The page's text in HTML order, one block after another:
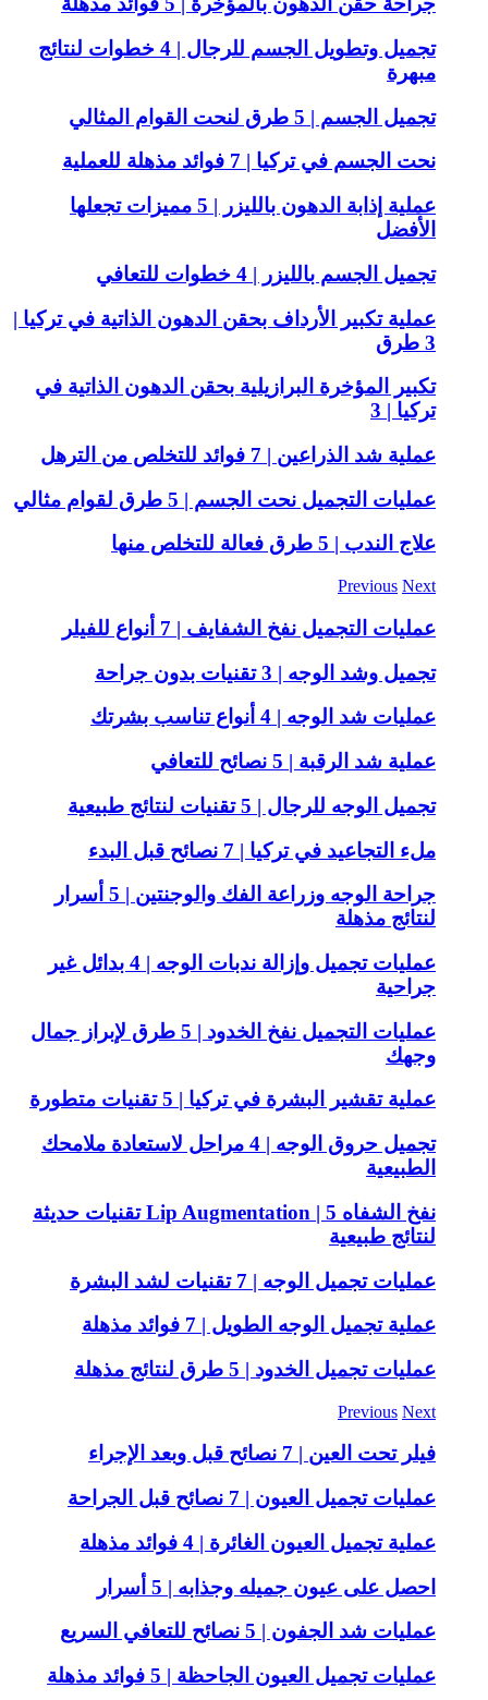
تجميل وتطويل الجسم للرجال | 4 خطوات لنتائج
مبهرة
تجميل الجسم | 5 طرق لنحت القوام المثالي
نحت الجسم في تركيا | 7 فوائد مذهلة للعملية
عملية إذابة الدهون بالليزر | 5 مميزات تجعلها
الأفضل
تجميل الجسم بالليزر | 4 خطوات للتعافي
عملية تكبير الأرداف بحقن الدهون الذاتية في تركيا |
3 طرق
تكبير المؤخرة البرازيلية بحقن الدهون الذاتية في
تركيا | 3
عملية شد الذراعين | 7 فوائد للتخلص من الترهل
عمليات التجميل نحت الجسم | 5 طرق لقوام مثالي
علاج الندب | 5 طرق فعالة للتخلص منها
Previous Next
عمليات التجميل نفخ الشفايف | 7 أنواع للفيلر
تجميل وشد الوجه | 3 تقنيات بدون جراحة
عمليات شد الوجه | 4 أنواع تناسب بشرتك
عملية شد الرقبة | 5 نصائح للتعافي
تجميل الوجه للرجال | 5 تقنيات لنتائج طبيعية
ملء التجاعيد في تركيا | 7 نصائح قبل البدء
جراحة الوجه وزراعة الفك والوجنتين | 5 أسرار
لنتائج مذهلة
عمليات تجميل وإزالة ندبات الوجه | 4 بدائل غير
جراحية
عمليات التجميل نفخ الخدود | 5 طرق لإبراز جمال
وجهك
عملية تقشير البشرة في تركيا | 5 تقنيات متطورة
تجميل حروق الوجه | 4 مراحل لاستعادة ملامحك
الطبيعية
نفخ الشفاه Lip Augmentation | 5 تقنيات حديثة
لنتائج طبيعية
عمليات تجميل الوجه | 7 تقنيات لشد البشرة
عملية تجميل الوجه الطويل | 7 فوائد مذهلة
عمليات تجميل الخدود | 5 طرق لنتائج مذهلة
Previous Next
فيلر تحت العين | 7 نصائح قبل وبعد الإجراء
عمليات تجميل العيون | 7 نصائح قبل الجراحة
عملية تجميل العيون الغائرة | 4 فوائد مذهلة
احصل على عيون جميله وجذابه | 5 أسرار
عمليات شد الجفون | 5 نصائح للتعافي السريع
عمليات تجميل العيون الجاحظة | 5 فوائد مذهلة